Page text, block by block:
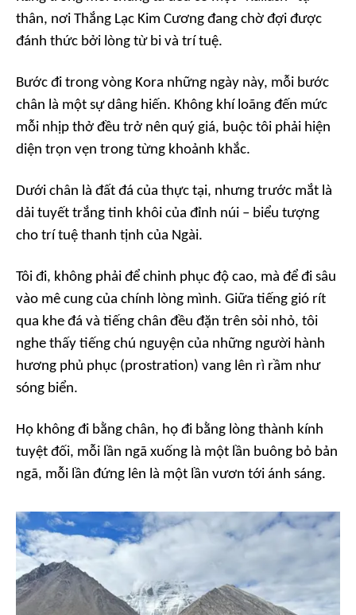
thân, nơi Thắng Lạc Kim Cương đang chờ đợi được
đánh thức bởi lòng từ bi và trí tuệ.
Bước đi trong vòng Kora những ngày này, mỗi bước
chân là một sự dâng hiến. Không khí loãng đến mức
mỗi nhịp thở đều trở nên quý giá, buộc tôi phải hiện
diện trọn vẹn trong từng khoảnh khắc.
Dưới chân là đất đá của thực tại, nhưng trước mắt là
dải tuyết trắng tinh khôi của đỉnh núi – biểu tượng
cho trí tuệ thanh tịnh của Ngài.
Tôi đi, không phải để chinh phục độ cao, mà để đi sâu
vào mê cung của chính lòng mình. Giữa tiếng gió rít
qua khe đá và tiếng chân đều đặn trên sỏi nhỏ, tôi
nghe thấy tiếng chú nguyện của những người hành
hương phủ phục (prostration) vang lên rì rầm như
sóng biển.
Họ không đi bằng chân, họ đi bằng lòng thành kính
tuyệt đối, mỗi lần ngã xuống là một lần buông bỏ bản
ngã, mỗi lần đứng lên là một lần vươn tới ánh sáng.